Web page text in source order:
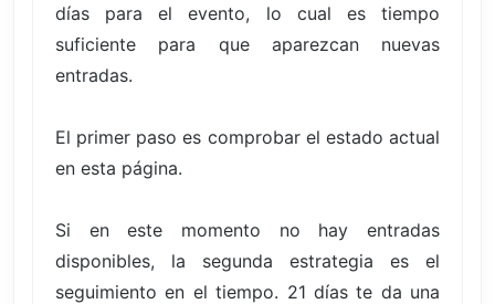
días para el evento, lo cual es tiempo
suficiente para que aparezcan nuevas
entradas.
El primer paso es comprobar el estado actual
en esta página.
Si en este momento no hay entradas
disponibles, la segunda estrategia es el
seguimiento en el tiempo. 21 días te da una